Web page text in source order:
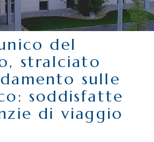
del
stralciato
sulle
soddisfatte
di viaggio